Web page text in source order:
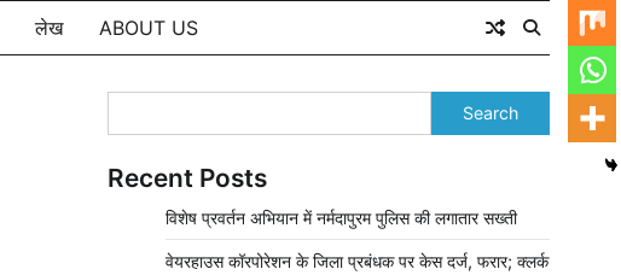
लेख ABOUT US
Search
Recent Posts
विशेष प्रवर्तन अभियान में नर्मदापुरम पुलिस की लगातार सख्ती
वेयरहाउस कॉरपोरेशन के जिला प्रबंधक पर केस दर्ज, फरार; क्लर्क